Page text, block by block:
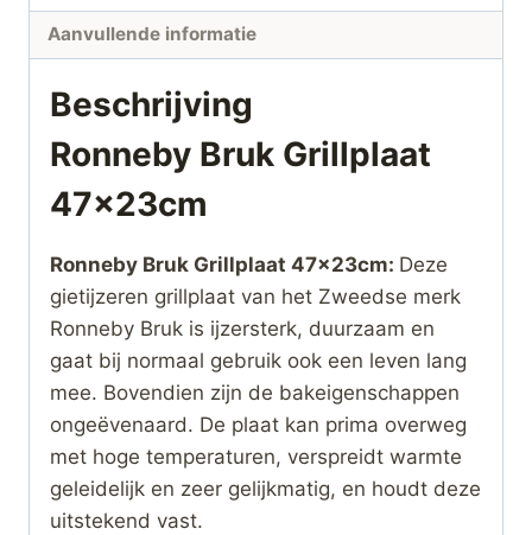
Aanvullende informatie
Beschrijving
Ronneby Bruk Grillplaat
47x23cm
Ronneby Bruk Grillplaat 47x23cm: Deze
gietijzeren grillplaat van het Zweedse merk
Ronneby Bruk is ijzersterk, duurzaam en
gaat bij normaal gebruik ook een leven lang
mee. Bovendien zijn de bakeigenschappen
ongeëvenaard. De plaat kan prima overweg
met hoge temperaturen, verspreidt warmte
geleidelijk en zeer gelijkmatig, en houdt deze
uitstekend vast.